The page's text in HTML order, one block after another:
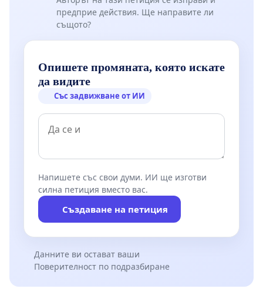
предприе действия. Ще направите ли
същото?
Опишете промяната, която искате
да видите
Със задвижване от ИИ
Напишете със свои думи. ИИ ще изготви
силна петиция вместо вас.
Създаване на петиция
Данните ви остават ваши
Поверителност по подразбиране